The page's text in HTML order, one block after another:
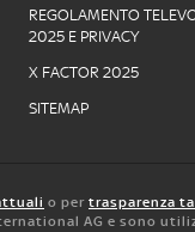
REGOLAMENTO
2025 E PRIVACY
X FACTOR 2025
SITEMAP
o per trasparenza
AG e sono